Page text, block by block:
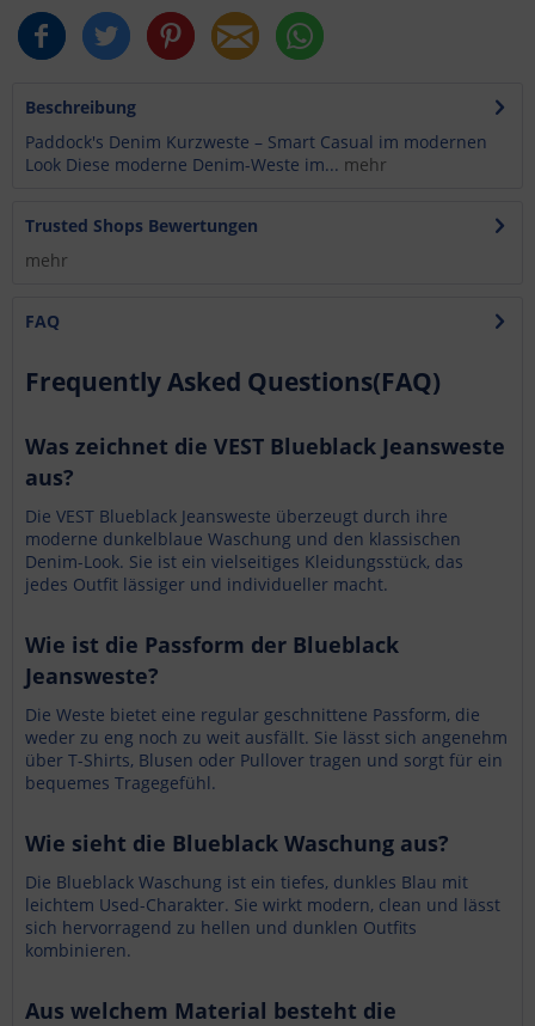
Beschreibung
Paddock's Denim Kurzweste – Smart Casual im modernen
Look Diese moderne Denim-Weste im... mehr
Trusted Shops Bewertungen
mehr
FAQ
Frequently Asked Questions(FAQ)
Was zeichnet die VEST Blueblack Jeansweste
aus?
Die VEST Blueblack Jeansweste überzeugt durch ihre
moderne dunkelblaue Waschung und den klassischen
Denim-Look. Sie ist ein vielseitiges Kleidungsstück, das
jedes Outfit lässiger und individueller macht.
Wie ist die Passform der Blueblack
Jeansweste?
Die Weste bietet eine regular geschnittene Passform, die
weder zu eng noch zu weit ausfällt. Sie lässt sich angenehm
über T-Shirts, Blusen oder Pullover tragen und sorgt für ein
bequemes Tragegefühl.
Wie sieht die Blueblack Waschung aus?
Die Blueblack Waschung ist ein tiefes, dunkles Blau mit
leichtem Used-Charakter. Sie wirkt modern, clean und lässt
sich hervorragend zu hellen und dunklen Outfits
kombinieren.
Aus welchem Material besteht die